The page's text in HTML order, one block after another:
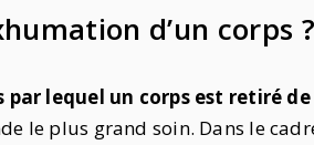
d’un corps ?
par lequel un corps est retiré
le plus grand soin. Dans le